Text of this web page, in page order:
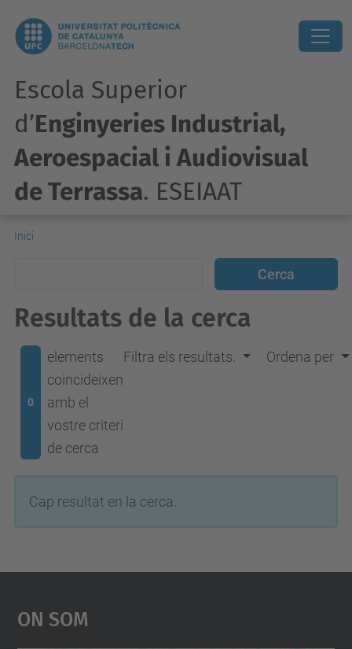
Escola Superior
d’Enginyeries Industrial,
Aeroespacial i Audiovisual
de Terrassa. ESEIAAT
Inici
Resultats de la cerca
0
elements
coincideixen
amb el
vostre criteri
de cerca
Filtra els resultats. Ordena per
Cap resultat en la cerca.
On Som